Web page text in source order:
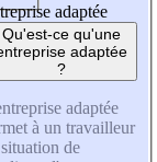
adaptée
Qu'est-ce qu'une
adaptée
?
adaptée
à un travailleur
de